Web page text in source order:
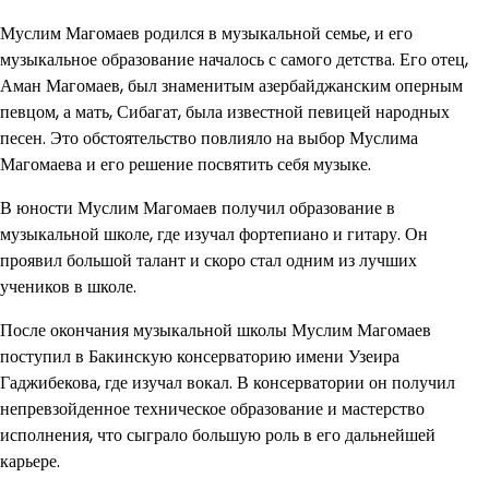
Муслим Магомаев родился в музыкальной семье, и его
музыкальное образование началось с самого детства. Его отец,
Аман Магомаев, был знаменитым азербайджанским оперным
певцом, а мать, Сибагат, была известной певицей народных
песен. Это обстоятельство повлияло на выбор Муслима
Магомаева и его решение посвятить себя музыке.
В юности Муслим Магомаев получил образование в
музыкальной школе, где изучал фортепиано и гитару. Он
проявил большой талант и скоро стал одним из лучших
учеников в школе.
После окончания музыкальной школы Муслим Магомаев
поступил в Бакинскую консерваторию имени Узеира
Гаджибекова, где изучал вокал. В консерватории он получил
непревзойденное техническое образование и мастерство
исполнения, что сыграло большую роль в его дальнейшей
карьере.